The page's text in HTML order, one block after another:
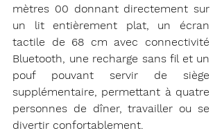
mètres 00 donnant directement sur
un lit entièrement plat, un écran
tactile de 68 cm avec connectivité
Bluetooth, une recharge sans fil et un
pouf pouvant servir de siège
supplémentaire, permettant à quatre
personnes de dîner, travailler ou se
divertir confortablement.